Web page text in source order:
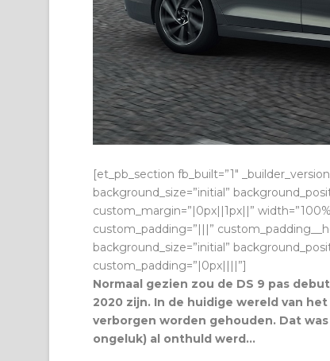
[et_pb_section fb_built=”1″
background_size=”initial”
custom_margin=”|0px||1px||”
custom_padding=”|||”
background_size=”initial”
custom_padding=”|0px||||”]
Normaal gezien zou de DS 9 pas
2020 zijn. In de huidige wereld van
verborgen worden gehouden. Dat
ongeluk) al onthuld werd…